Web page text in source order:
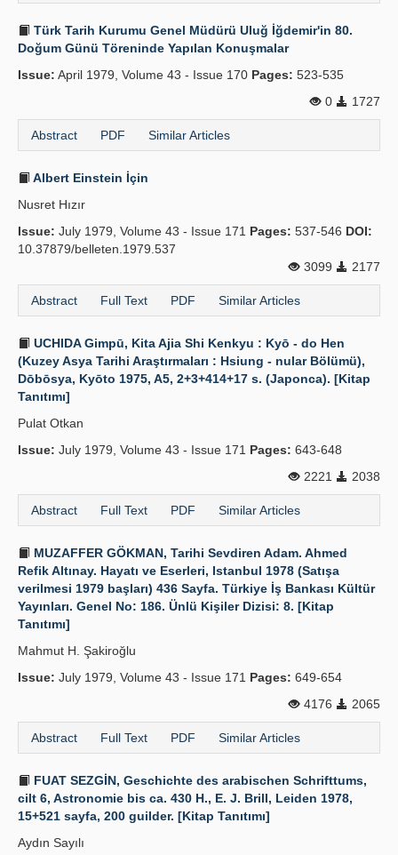
Türk Tarih Kurumu Genel Müdürü Uluğ İğdemir'in 80.
Doğum Günü Töreninde Yapılan Konuşmalar
Issue: April 1979, Volume 43 - Issue 170 Pages: 523-535
0
1727
Abstract PDF Similar Articles
Albert Einstein İçin
Nusret Hızır
Issue: July 1979, Volume 43 - Issue 171 Pages: 537-546 DOI:
10.37879/belleten.1979.537
3099
2177
Abstract Full Text PDF Similar Articles
UCHIDA Gimpū, Kita Ajia Shi Kenkyu : Kyō - do Hen
(Kuzey Asya Tarihi Araştırmaları : Hsiung - nular Bölümü),
Dōbōsya, Kyōto 1975, A5, 2+3+414+17 s. (Japonca). [Kitap
Tanıtımı]
Pulat Otkan
Issue: July 1979, Volume 43 - Issue 171 Pages: 643-648
2221
2038
Abstract Full Text PDF Similar Articles
MUZAFFER GÖKMAN, Tarihi Sevdiren Adam. Ahmed
Refik Altınay. Hayatı ve Eserleri, Istanbul 1978 (Satışa
verilmesi 1979 başları) 436 Sayfa. Türkiye İş Bankası Kültür
Yayınları. Genel No: 186. Ünlü Kişiler Dizisi: 8. [Kitap
Tanıtımı]
Mahmut H. Şakiroğlu
Issue: July 1979, Volume 43 - Issue 171 Pages: 649-654
4176
2065
Abstract Full Text PDF Similar Articles
FUAT SEZGİN, Geschichte des arabischen Schrifttums,
cilt 6, Astronomie bis ca. 430 H., E. J. Brill, Leiden 1978,
15+521 sayfa, 200 guilder. [Kitap Tanıtımı]
Aydın Sayılı